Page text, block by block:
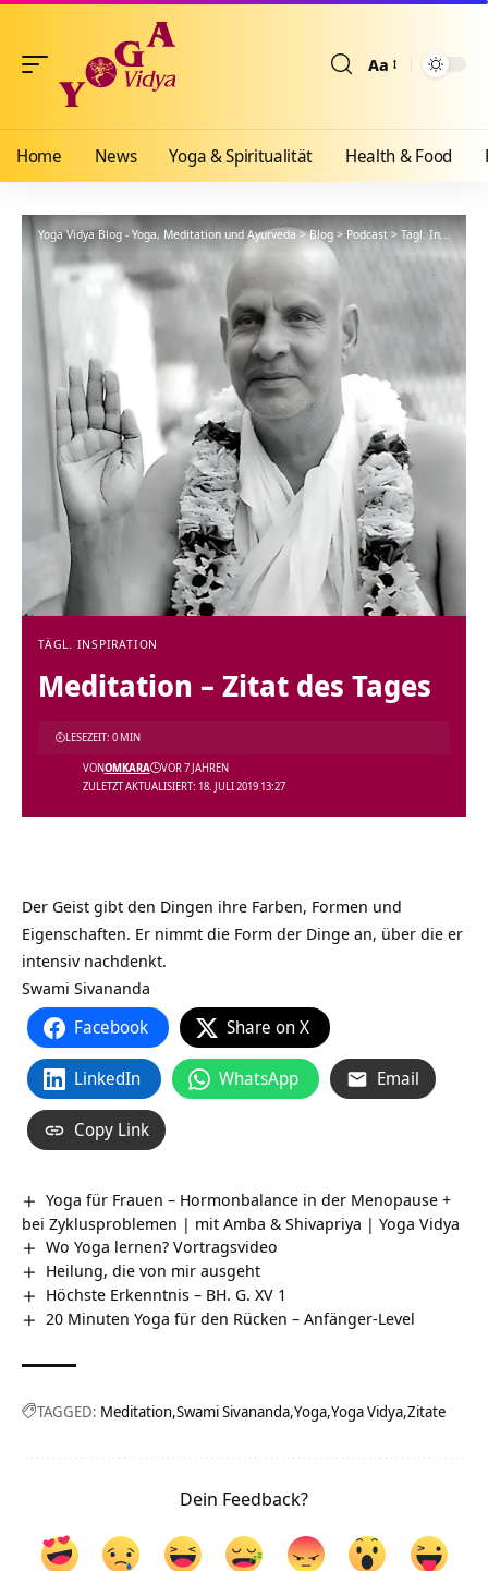
Aa
Home News Yoga & Spiritualität Health & Food
Yoga Vidya Blog - Yoga, Meditation und Ayurveda>Blog > Podcast> Tägl. Inspiration
TÄGL. INSPIRATION
Meditation – Zitat des Tages
ZULETZT AKTUALISIERT: 18. JULI 2019 13:27
VONOMKARA VOR 7 JAHREN
LESEZEIT: 0 MIN
Der Geist gibt den Dingen ihre Farben, Formen und
Eigenschaften. Er nimmt die Form der Dinge an, über die er
intensiv nachdenkt.
Swami Sivananda
Facebook Share on X
LinkedIn WhatsApp Email
Copy Link
Yoga für Frauen – Hormonbalance in der Menopause +
bei Zyklusproblemen | mit Amba & Shivapriya | Yoga Vidya
Wo Yoga lernen? Vortragsvideo
Heilung, die von mir ausgeht
Höchste Erkenntnis – BH. G. XV 1
20 Minuten Yoga für den Rücken – Anfänger-Level
TAGGED: Meditation Swami Sivananda Yoga Yoga Vidya Zitate
Dein Feedback?